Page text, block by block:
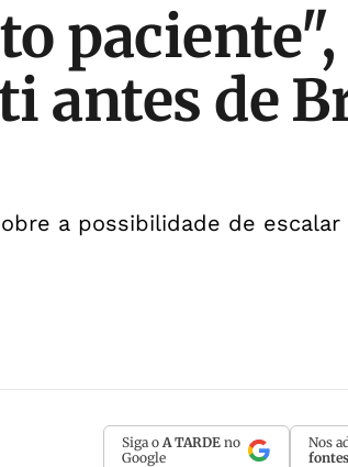
paciente",
antes de
a possibilidade de escalar
Siga o A TARDE no
Google
Nos